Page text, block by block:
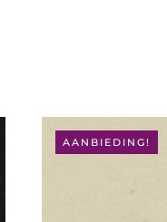
AANBIEDING!